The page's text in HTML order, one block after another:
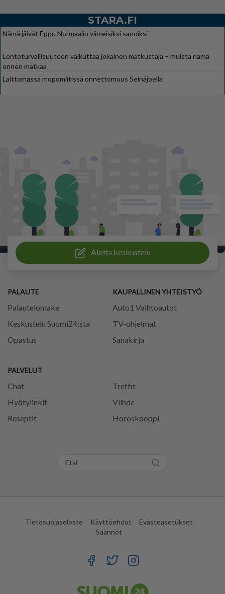
STARA.FI
Nämä jäivät Eppu Normaalin viimeisiksi sanoiksi
Lentoturvallisuuteen vaikuttaa jokainen matkustaja – muista nämä
ennen matkaa
Laittomassa mopomiitissä onnettomuus Seinäjoella
Aloita keskustelu
PALAUTE
Palautelomake
Keskustelu Suomi24:sta
Opastus
PALVELUT
Chat
Treffit
Hyötylinkit
Viihde
Reseptit
Horoskooppi
KAUPALLINEN YHTEISTYÖ
Auto1 Vaihtoautot
TV-ohjelmat
Sanakirja
Tietosuojaseloste Käyttöehdot
Evästeasetukset
Säännöt